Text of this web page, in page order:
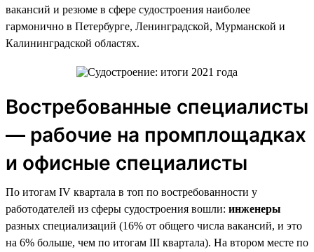
вакансий и резюме в сфере судостроения наиболее
гармонично в Петербурге, Ленинградской, Мурманской и
Калининградской областях.
Востребованные специалисты
— рабочие на промплощадках
и офисные специалисты
По итогам IV квартала в топ по востребованности у
работодателей из сферы судостроения вошли: инженеры
разных специализаций (16% от общего числа вакансий, и это
на 6% больше, чем по итогам III квартала). На втором месте по